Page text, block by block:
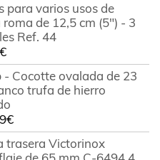
para varios usos de
de 12,5 cm (5") - 3
Ref. 44
- Cocotte ovalada de 23
trufa de hierro
€
trasera Victorinox